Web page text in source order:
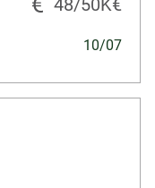
48/50K€
10/07